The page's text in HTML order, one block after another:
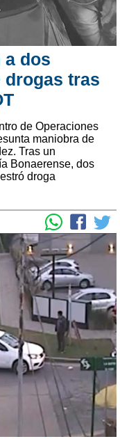
a dos
drogas tras
de Operaciones
maniobra de
Tras un
Bonaerense, dos
droga